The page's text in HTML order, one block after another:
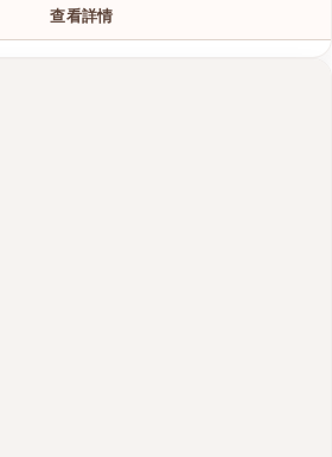
查看詳情